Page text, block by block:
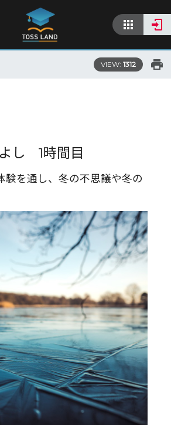
VIEW: 1312
し 1時間目
験を通し、冬の不思議や冬の